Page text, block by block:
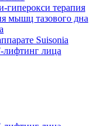
гиперокси терапия
мышц тазового дна
Suisonia
лица